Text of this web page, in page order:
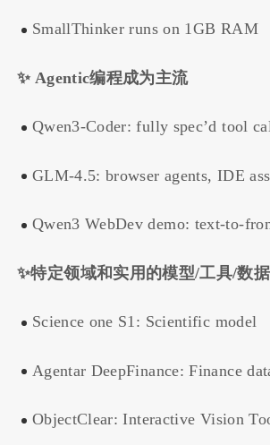
SmallThinker runs on 1GB RAM
✨ Agentic编程成为主流
Qwen3-Coder: fully spec’d tool
GLM-4.5: browser agents, IDE
Qwen3 WebDev demo: text-to-
✨特定领域和实用的模型/工具/数
Science one S1: Scientific model
Agentar DeepFinance: Finance
ObjectClear: Interactive Vision